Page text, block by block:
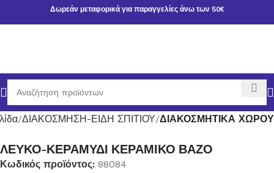
Δωρεάν μεταφορικά για παραγγελίες άνω των 50€
ΔΙΑΚΟΣΜΗΣΗ-ΕΙΔΗ ΣΠΙΤΙΟΥ ΔΙΑΚΟΣΜΗΤΙΚΑ ΧΩΡΟΥ
ΛΕΥΚΟ-ΚΕΡΑΜΥΔΙ ΚΕΡΑΜΙΚΟ ΒΑΖΟ
Κωδικός προϊόντος: 88084